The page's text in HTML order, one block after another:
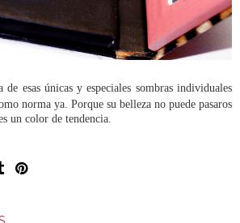
de esas únicas y especiales sombras individuales
norma ya. Porque su belleza no puede pasaros
un color de tendencia.